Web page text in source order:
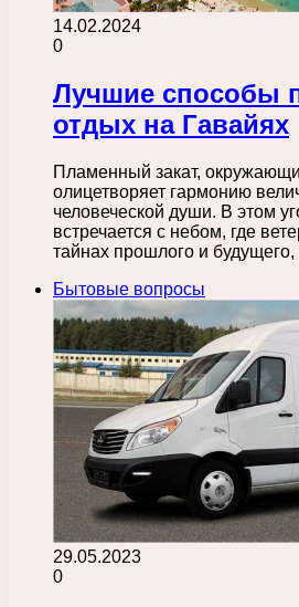
14.02.2024
0
Лучшие способы
отдых на Гавайях
Пламенный закат,
олицетворяет гармонию
человеческой души. В этом
встречается с небом, где
тайнах прошлого и
Бытовые вопросы
29.05.2023
0